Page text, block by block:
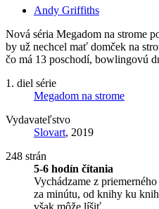
Andy Griffiths
Nová séria Megadom na strome
by už nechcel mať domček na
čo má 13 poschodí, bowlingovú
1. diel série
Megadom na strome
Vydavateľstvo
Slovart, 2019
248 strán
5-6 hodín čítania
Vychádzame z
za minútu, od knihy ku